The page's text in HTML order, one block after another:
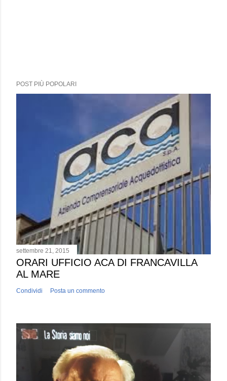
POST PIÙ POPOLARI
settembre 21, 2015
ORARI UFFICIO ACA DI FRANCAVILLA
AL MARE
Condividi Posta un commento